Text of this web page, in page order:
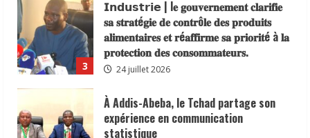
3
𝐚𝐥𝐢𝐦𝐞𝐧𝐭𝐚𝐢𝐫𝐞𝐬 𝐞𝐭 𝐫é𝐚𝐟𝐟𝐢𝐫𝐦𝐞 𝐬𝐚 𝐩𝐫𝐢𝐨𝐫𝐢𝐭é à 𝐥𝐚
𝐩𝐫𝐨𝐭𝐞𝐜𝐭𝐢𝐨𝐧 𝐝𝐞𝐬 𝐜𝐨𝐧𝐬𝐨𝐦𝐦𝐚𝐭𝐞𝐮𝐫𝐬.
24 juillet 2026
4
À Addis-Abeba, le Tchad partage son
expérience en communication
statistique
24 juillet 2026